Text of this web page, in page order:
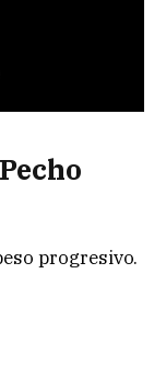
progresivo.